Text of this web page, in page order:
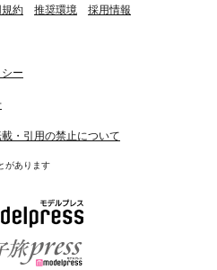
約 推奨環境 採用情報
ー
・引用の禁止について
があります